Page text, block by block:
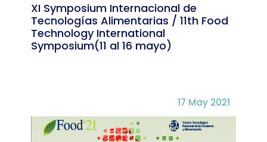
XI Symposium Internacional de
Tecnologías Alimentarias / 11th Food
Technology International
Symposium(11 al 16 mayo)
17 May 2021